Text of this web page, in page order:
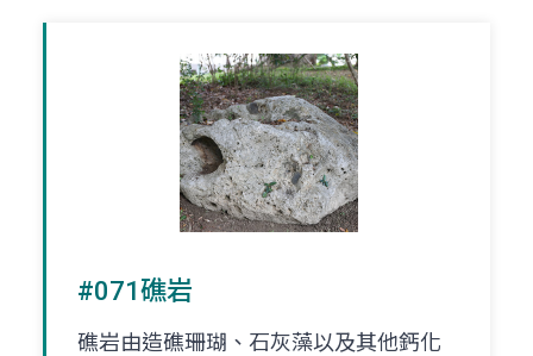
#071礁岩
礁岩由造礁珊瑚、石灰藻以及其他鈣化